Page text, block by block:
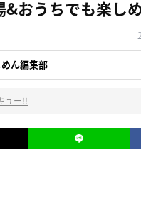
&おうちでも楽し
ん編集部
ュー!!